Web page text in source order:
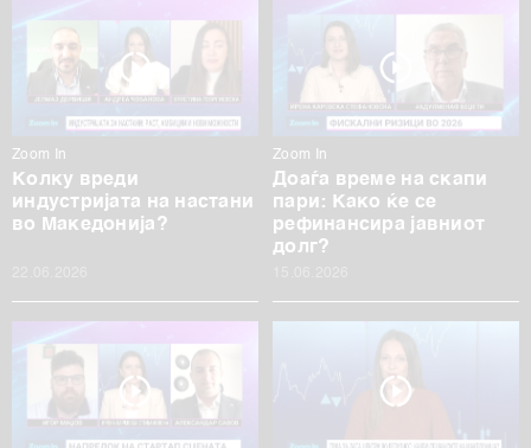
Zoom In
Колку вреди
индустријата на настани
во Македонија?
Zoom In
Доаѓа време на скапи
пари: Како ќе се
рефинансира јавниот
долг?